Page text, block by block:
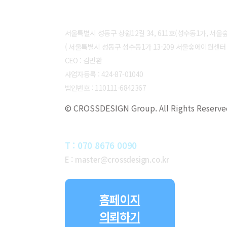
서울특별시 성동구 상원12길 34, 611호(성수동1가, 서울
( 서울특별시 성동구 성수동1가 13-209 서울숲에이원센
CEO : 김민환
사업자등록 : 424-87-01040
법인번호 : 110111-6842367
© CROSSDESIGN Group. All Rights
T : 070 8676 0090
E : master@crossdesign.co.kr
홈페이지
의뢰하기